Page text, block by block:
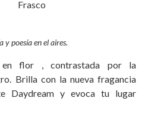
Frasco
y poesía en el aires.
flor , contrastada por la
Brilla con la nueva fragancia
Daydream y evoca tu lugar